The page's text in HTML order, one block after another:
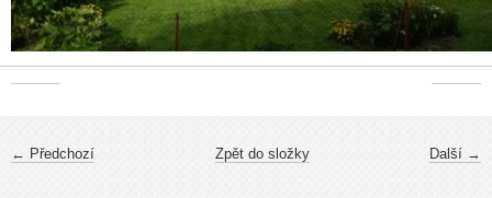
← Předchozí Další →
Zpět do složky